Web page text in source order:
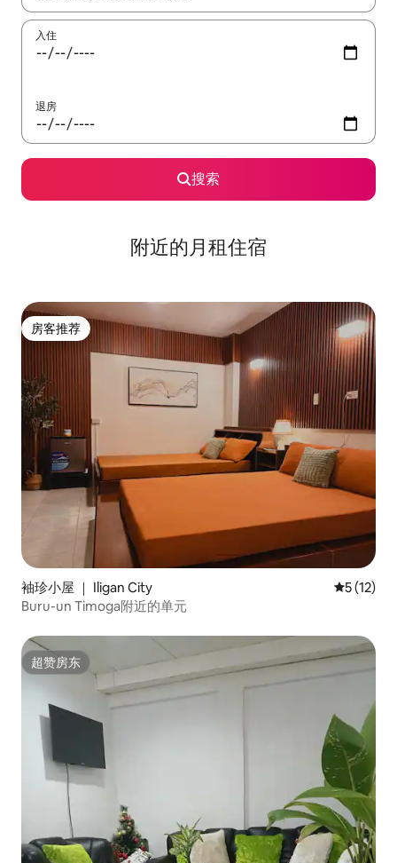
入住
退房
搜索
附近的月租住宿
房客推荐
房客推荐
袖珍小屋 ｜ Iligan City 平均评分
5 (12)
Buru-un Timoga附近的单元
超赞房东
超赞房东